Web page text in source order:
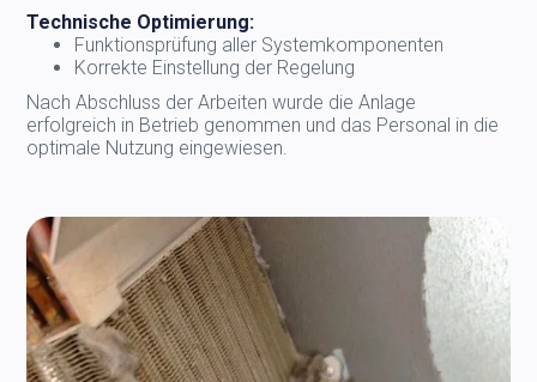
Technische Optimierung:
Funktionsprüfung aller Systemkomponenten
Korrekte Einstellung der Regelung
Nach Abschluss der Arbeiten wurde die Anlage
erfolgreich in Betrieb genommen und das Personal in die
optimale Nutzung eingewiesen.